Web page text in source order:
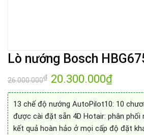
Lò nướng Bosch
26.000.000₫ Giá
gốc
là:
20.300.000₫Giá
tại
13 chế độ nướng AutoPilot10: 10
được cài đặt sẵn 4D Hotair: phân phối
kết quả hoàn hảo ở mọi cấp độ đặt